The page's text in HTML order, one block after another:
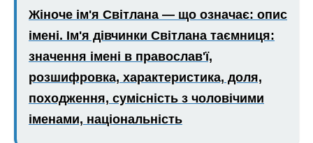
Жіноче ім'я Світлана — що означає: опис
імені. Ім'я дівчинки Світлана таємниця:
значення імені в православ'ї,
розшифровка, характеристика, доля,
походження, сумісність з чоловічими
іменами, національність